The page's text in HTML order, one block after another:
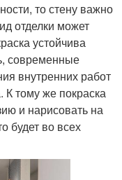
то стену важно
отделки может
устойчива
современные
внутренних работ
К тому же покраска
и нарисовать на
будет во всех